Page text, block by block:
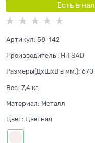
Есть в
Артикул: 58-142
Производитель : HiTSAD
Размеры(ДхШхВ в мм.): 670
Вес: 7,4 кг.
Материал: Металл
Цвет: Цветная